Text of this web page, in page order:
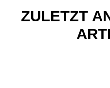
ZULETZT